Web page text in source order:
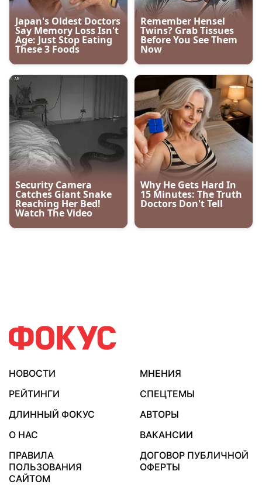
НОВОСТИ
МНЕНИЯ
РЕЙТИНГИ
СПЕЦТЕМЫ
ДЛИННЫЙ ФОКУС
АВТОРЫ
О НАС
ВАКАНСИИ
ПРАВИЛА
ПОЛЬЗОВАНИЯ
САЙТОМ
ДОГОВОР ПУБЛИЧНОЙ
ОФЕРТЫ